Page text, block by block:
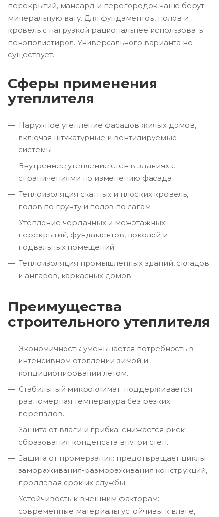
перекрытий, мансард и перегородок чаще берут
минеральную вату. Для фундаментов, полов и
кровель с нагрузкой рациональнее использовать
пенополистирол. Универсального варианта не
существует.
Сферы применения
утеплителя
Наружное утепление фасадов жилых домов,
включая штукатурные и вентилируемые
системы
Внутреннее утепление стен в зданиях с
ограничениями по изменению фасада
Теплоизоляция скатных и плоских кровель,
полов по грунту и полов по лагам
Утепление чердачных и межэтажных
перекрытий, фундаментов, цоколей и
подвальных помещений
Теплоизоляция промышленных зданий, складов
и ангаров, каркасных домов
Преимущества
строительного утеплителя
Экономичность: уменьшается потребность в
интенсивном отоплении зимой и
кондиционировании летом.
Стабильный микроклимат: поддерживается
равномерная температура без резких
перепадов.
Защита от влаги и грибка: снижается риск
образования конденсата внутри стен.
Защита от промерзания: предотвращает циклы
замораживания-размораживания конструкций,
продлевая срок их службы.
Устойчивость к внешним факторам:
современные материалы устойчивы к влаге,